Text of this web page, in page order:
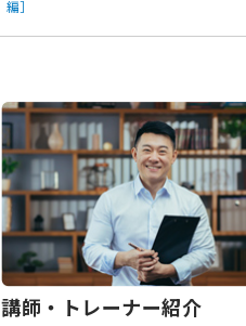
編］
講師・トレーナー紹介